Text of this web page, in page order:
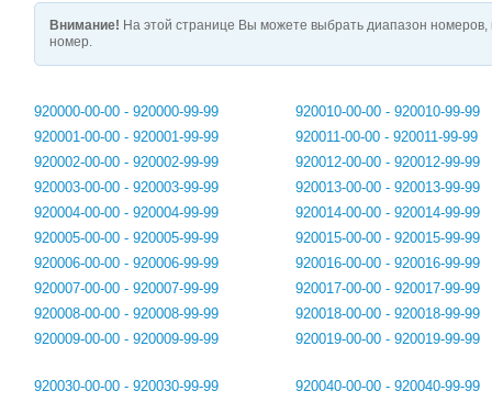
Внимание! На этой странице Вы можете выбрать диапазон
номер.
920000-00-00 - 920000-99-99
920001-00-00 - 920001-99-99
920002-00-00 - 920002-99-99
920003-00-00 - 920003-99-99
920004-00-00 - 920004-99-99
920005-00-00 - 920005-99-99
920006-00-00 - 920006-99-99
920007-00-00 - 920007-99-99
920008-00-00 - 920008-99-99
920009-00-00 - 920009-99-99
920010-00-00 - 920010-99-99
920011-00-00 - 920011-99-99
920012-00-00 - 920012-99-99
920013-00-00 - 920013-99-99
920014-00-00 - 920014-99-99
920015-00-00 - 920015-99-99
920016-00-00 - 920016-99-99
920017-00-00 - 920017-99-99
920018-00-00 - 920018-99-99
920019-00-00 - 920019-99-99
920030-00-00 - 920030-99-99
920040-00-00 - 920040-99-99